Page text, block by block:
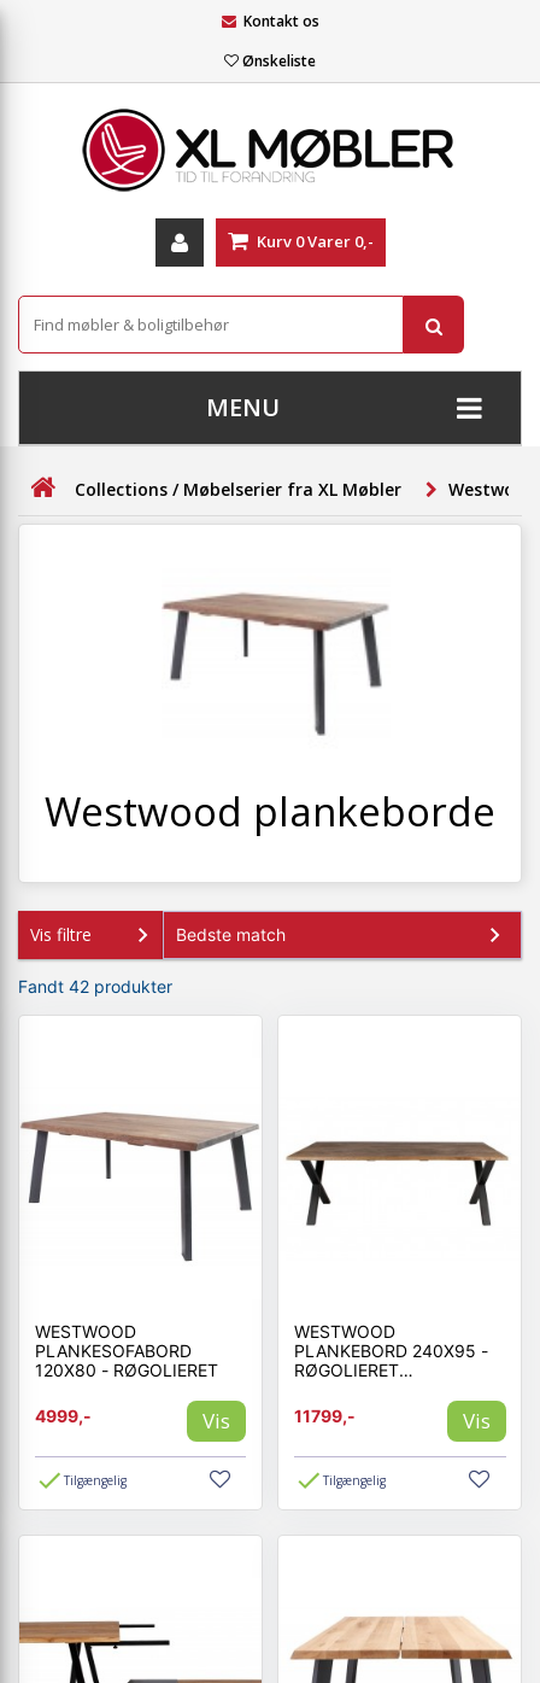
Kontakt os
Ønskeliste
Kurv 0Varer 0,-
MENU
+
STUE
LAMPER
+
OUTLET
Collections / Møbelserier fra XL Møbler
Westwood plankeborde
Vis filtre
Fandt 42 produkter
WESTWOOD
PLANKESOFABORD
120X80 - RØGOLIERET
4999,- Vis
Tilgængelig
WESTWOOD
PLANKEBORD 240X95 -
RØGOLIERET
11799,-
Vis
Tilgængelig